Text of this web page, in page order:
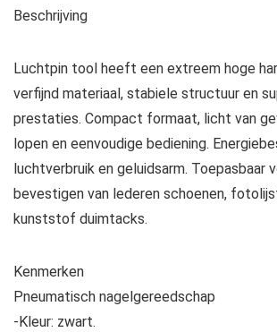
Beschrijving
Luchtpin tool heeft een extreem hoge
verfijnd materiaal, stabiele structuur en
prestaties. Compact formaat, licht van
lopen en eenvoudige bediening.
luchtverbruik en geluidsarm. Toepasbaar
bevestigen van lederen schoenen,
kunststof duimtacks.
Kenmerken
Pneumatisch nagelgereedschap
-Kleur: zwart.